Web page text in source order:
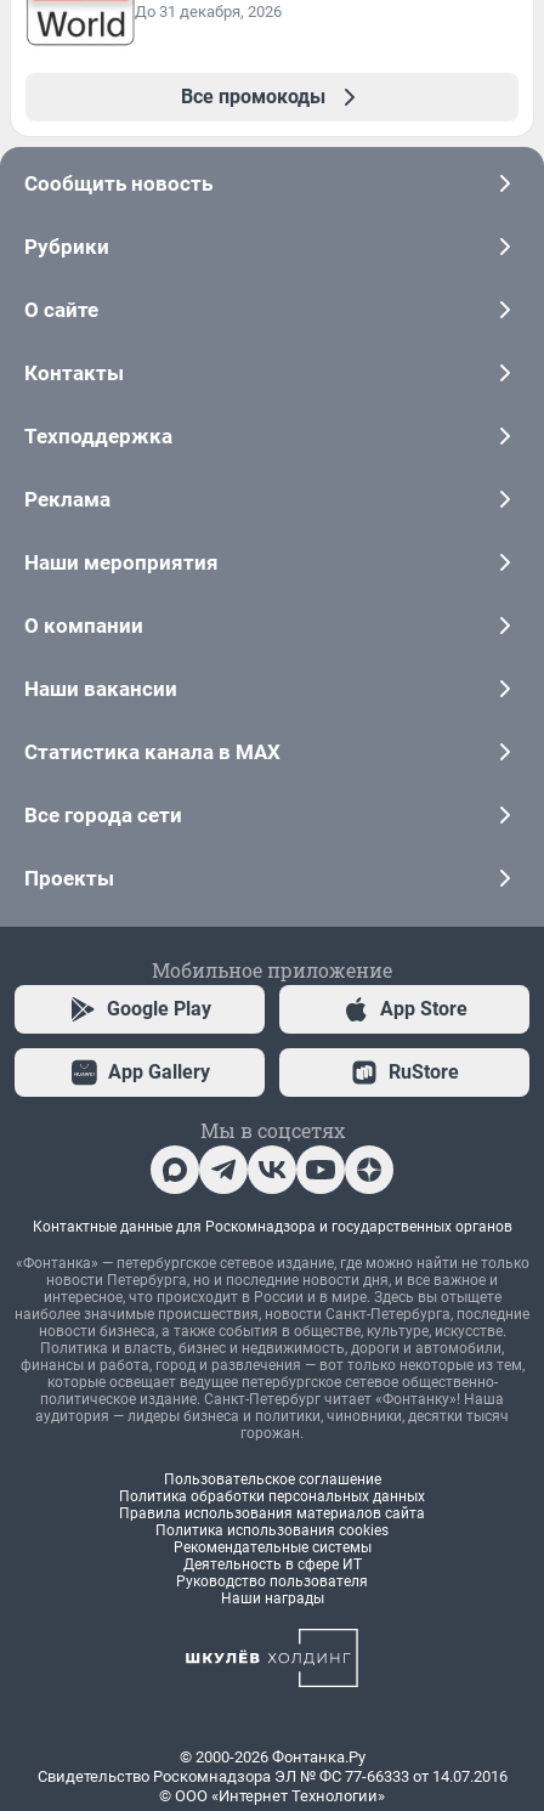
До 31 декабря, 2026
Все промокоды
Сообщить новость
Рубрики
О сайте
Контакты
Техподдержка
Реклама
Наши мероприятия
О компании
Наши вакансии
Статистика канала в MAX
Все города сети
Проекты
Мобильное приложение
Google Play App Store
App Gallery RuStore
Мы в соцсетях
Контактные данные для Роскомнадзора и государственных органов
«Фонтанка» — петербургское сетевое издание, где можно найти не только
новости Петербурга, но и последние новости дня, и все важное и
интересное, что происходит в России и в мире. Здесь вы отыщете
наиболее значимые происшествия, новости Санкт-Петербурга, последние
новости бизнеса, а также события в обществе, культуре, искусстве.
Политика и власть, бизнес и недвижимость, дороги и автомобили,
финансы и работа, город и развлечения — вот только некоторые из тем,
которые освещает ведущее петербургское сетевое общественно-
политическое издание. Санкт-Петербург читает «Фонтанку»! Наша
аудитория — лидеры бизнеса и политики, чиновники, десятки тысяч
горожан.
Пользовательское соглашение
Политика обработки персональных данных
Правила использования материалов сайта
Политика использования cookies
Рекомендательные системы
Деятельность в сфере ИТ
Руководство пользователя
Наши награды
© 2000-2026 Фонтанка.Ру
Свидетельство Роскомнадзора ЭЛ № ФС 77-66333 от 14.07.2016
© ООО «Интернет Технологии»